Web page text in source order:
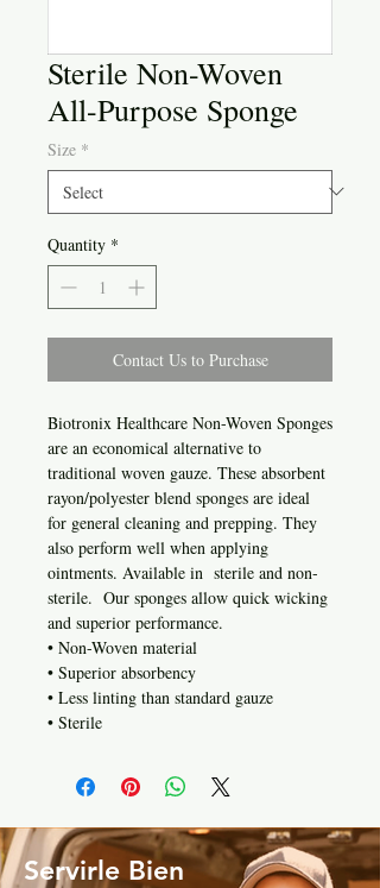
Sterile Non-Woven
All-Purpose Sponge
Size *
Quantity *
Contact Us to Purchase
Biotronix Healthcare Non-Woven Sponges
are an economical alternative to
traditional woven gauze. These absorbent
rayon/polyester blend sponges are ideal
for general cleaning and prepping. They
also perform well when applying
ointments. Available in sterile and non-
sterile. Our sponges allow quick wicking
and superior performance.
• Non-Woven material
• Superior absorbency
• Less linting than standard gauze
• Sterile
Servirle Bien